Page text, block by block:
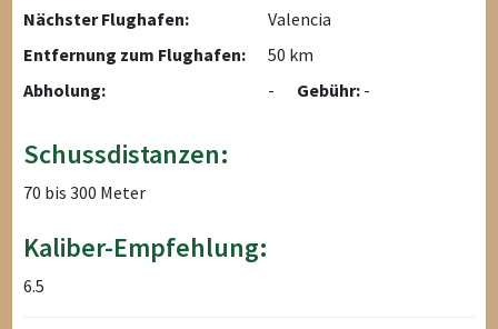
Nächster Flughafen:
Valencia
Entfernung zum Flughafen:
50 km
Abholung:
- Gebühr: -
Schussdistanzen:
70 bis 300 Meter
Kaliber-Empfehlung:
6.5